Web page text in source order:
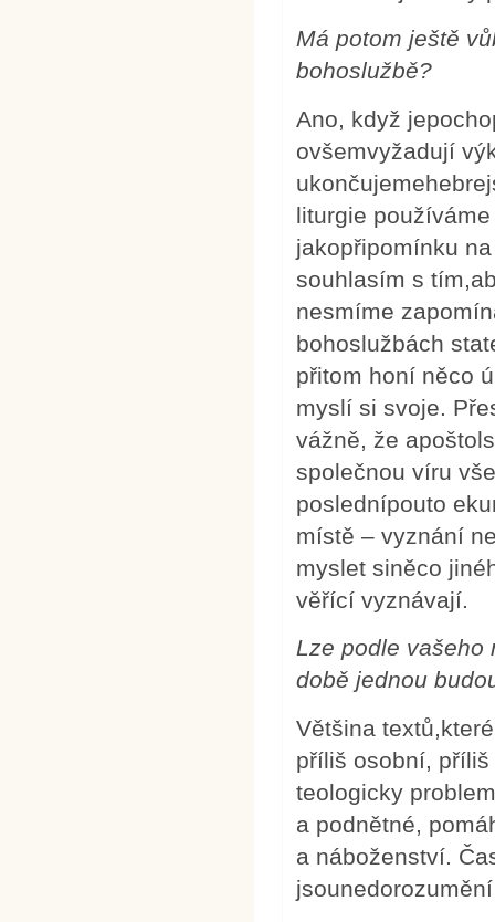
Má potom ještě
bohoslužbě?
Ano, když
ovšemvyžadují
liturgie
jakopřipomínku
souhlasím s
nesmíme
bohoslužbách
přitom honí něco
myslí si svoje.
vážně, že
společnou víru
poslednípouto
místě – vyznání
myslet siněco
věřící vyznávají.
Lze podle vašeho
době jednou
Většina
příliš osobní,
teologicky
a podnětné,
a náboženství.